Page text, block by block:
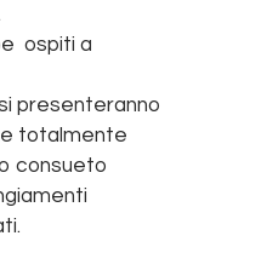
ospiti a
presenteranno
totalmente
consueto